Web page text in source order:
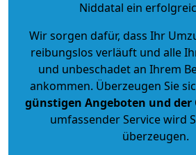
Niddatal ein
Wir sorgen dafür, dass Ihr
reibungslos verläuft und alle
und unbeschadet an Ihrem
ankommen. Überzeugen Sie
günstigen Angeboten und
umfassender Service wird
überzeugen.